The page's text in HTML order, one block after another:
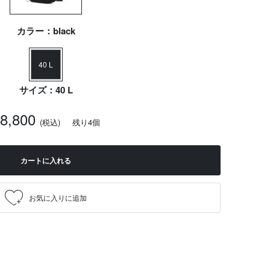
カラー：black
40 L
サイズ：40 L
(税込) 残り4個
カートに入れる